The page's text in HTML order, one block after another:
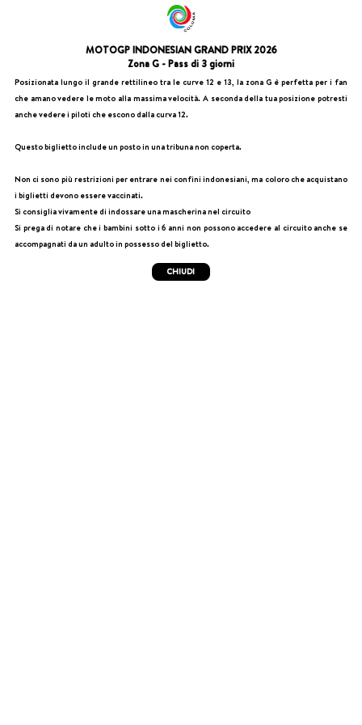
MOTOGP INDONESIAN GRAND PRIX 2026
Zona G - Pass di 3 giorni
Posizionata lungo il grande rettilineo tra le curve 12 e 13, la zona G è perfetta per i fan
che amano vedere le moto alla massima velocità. A seconda della tua posizione potresti
anche vedere i piloti che escono dalla curva 12.
Questo biglietto include un posto in una tribuna non coperta.
Non ci sono più restrizioni per entrare nei confini indonesiani, ma coloro che acquistano
i biglietti devono essere vaccinati.
Si consiglia vivamente di indossare una mascherina nel circuito
Si prega di notare che i bambini sotto i 6 anni non possono accedere al circuito anche se
accompagnati da un adulto in possesso del biglietto.
CHIUDI